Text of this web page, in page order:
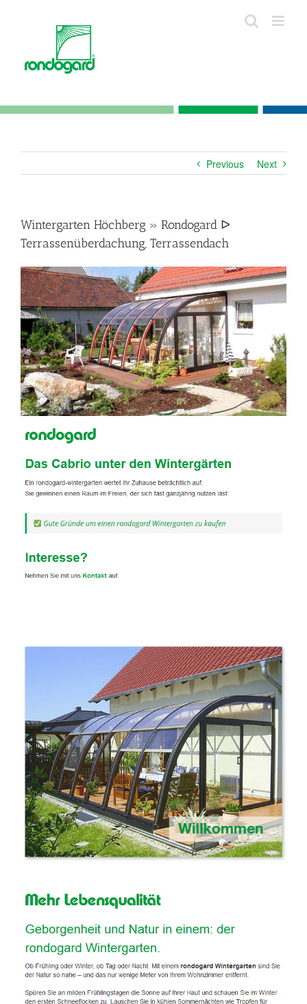
Previous Next
Wintergarten Höchberg » Rondogard ᐅ
Terrassenüberdachung, Terrassendach